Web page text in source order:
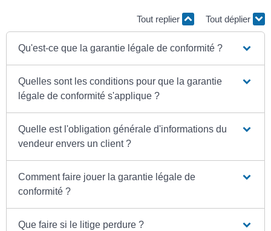
Tout replier Tout déplier
Qu'est-ce que la garantie légale de conformité ?
Quelles sont les conditions pour que la garantie
légale de conformité s'applique ?
Quelle est l'obligation générale d'informations du
vendeur envers un client ?
Comment faire jouer la garantie légale de
conformité ?
Que faire si le litige perdure ?